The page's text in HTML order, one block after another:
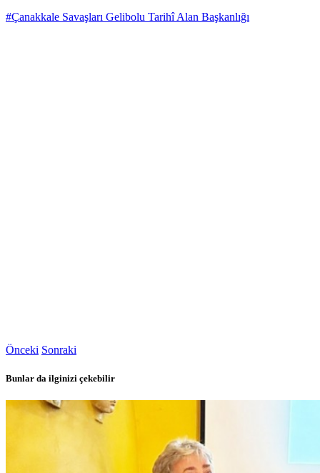
#Çanakkale Savaşları Gelibolu Tarihî Alan Başkanlığı
Önceki Sonraki
Bunlar da ilginizi çekebilir